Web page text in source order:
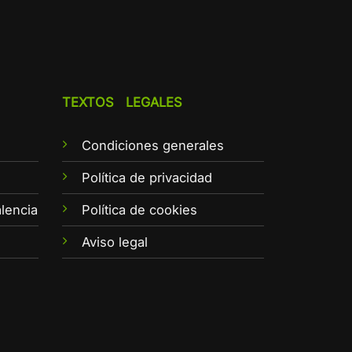
TEXTOS LEGALES
Condiciones generales
Política de privacidad
Política de cookies
Aviso legal